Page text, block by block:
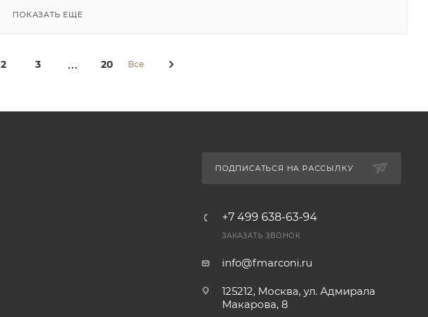
ПОКАЗАТЬ ЕЩЕ
2 3 20 Все
ПОДПИСАТЬСЯ НА РАССЫЛКУ
+7 499 638-63-94
ЗАКАЗАТЬ ЗВОНОК
info@fmarconi.ru
125212, Москва, ул. Адмирала
Макарова, 8